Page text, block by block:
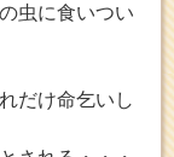
虫に食いつい
だけ命乞いし